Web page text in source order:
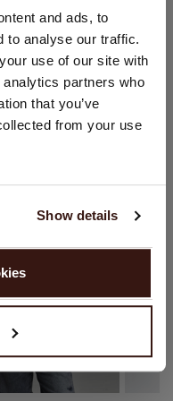
and ads, to
to analyse our traffic.
use of our site with
partners who
that you’ve
from your use
Show details
GEFALLEN
Deutschland (€) aus.